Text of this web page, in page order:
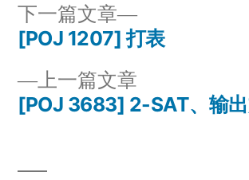
文
章
导
航
上一篇文章
一
[POJ 3683] 2-SAT、输
下一篇文章
下
一
章：
[POJ 1207] 打表